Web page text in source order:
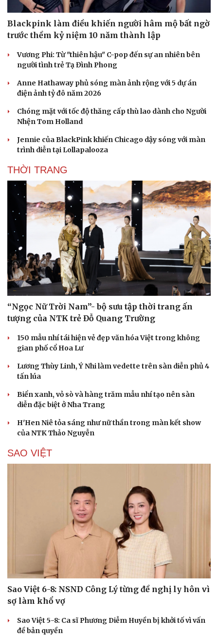
Du lịch
Săn Tour
check-in
Podcast
Câu chuyện thời sự
Đọc truyện đêm khuya
Kể chuyện cho bé
Blackpink làm điều khiến người hâm mộ bất ngờ
trước thềm kỷ niệm 10 năm thành lập
Vương Phi: Từ "thiên hậu" C-pop đến sự an nhiên bên
người tình trẻ Tạ Đình Phong
Anne Hathaway phủ sóng màn ảnh rộng với 5 dự án
điện ảnh tỷ đô năm 2026
Chóng mặt với tốc độ thăng cấp thù lao dành cho Người
Nhện Tom Holland
Jennie của BlackPink khiến Chicago dậy sóng với màn
trình diễn tại Lollapalooza
THỜI TRANG
“Ngọc Nữ Trời Nam”- bộ sưu tập thời trang ấn
tượng của NTK trẻ Đỗ Quang Trường
150 mẫu nhí tái hiện vẻ đẹp văn hóa Việt trong không
gian phố cổ Hoa Lư
Lương Thùy Linh, Ý Nhi làm vedette trên sàn diễn phủ 4
tấn lúa
Biển xanh, vỏ sò và hàng trăm mẫu nhí tạo nên sàn
diễn đặc biệt ở Nha Trang
H'Hen Niê tỏa sáng như nữ thần trong màn kết show
của NTK Thảo Nguyễn
SAO VIỆT
Sao Việt 6-8: NSND Công Lý từng đề nghị ly hôn vì
sợ làm khổ vợ
Sao Việt 5-8: Ca sĩ Phương Diễm Huyền bị khởi tố vì vấn
đề bản quyền